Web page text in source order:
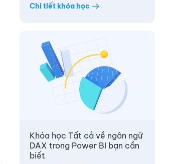
Chi tiết khóa học
Khóa học Tất cả về ngôn ngữ
DAX trong Power BI bạn cần
biết